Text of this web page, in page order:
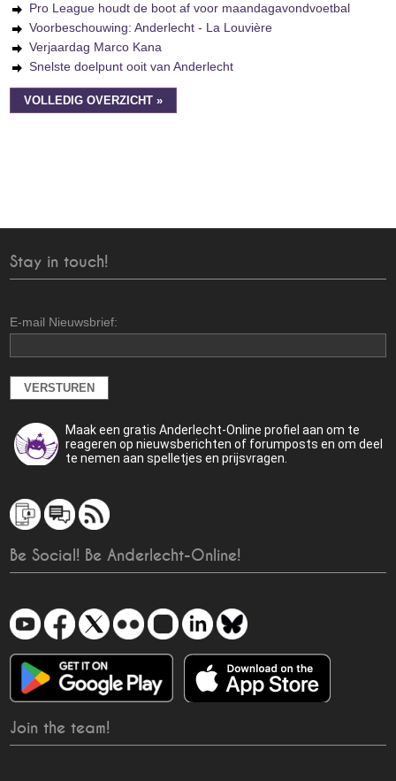
Pro League houdt de boot af voor maandagavondvoetbal
Voorbeschouwing: Anderlecht - La Louvière
Verjaardag Marco Kana
Snelste doelpunt ooit van Anderlecht
VOLLEDIG OVERZICHT »
Stay in touch!
E-mail Nieuwsbrief:
Maak een gratis Anderlecht-Online profiel aan om te
reageren op nieuwsberichten of forumposts en om deel
te nemen aan spelletjes en prijsvragen.
Be Social! Be Anderlecht-Online!
Join the team!